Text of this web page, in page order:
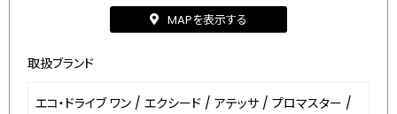
MAPを表示する
取扱ブランド
エコ・ドライブ ワン / エクシード / アテッサ / プロマスター /